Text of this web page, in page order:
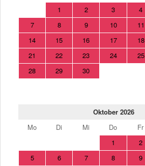
1
2 3 4
7
8 9 10 11
14
15 16 17 18
21
22 23 24 25
28
29 30
Oktober 2026
Mo
Di Mi Do Fr
1
2
5
6 7 8 9